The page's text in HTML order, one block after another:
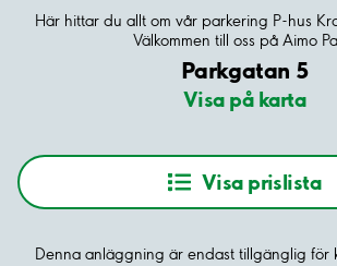
Här hittar du allt om vår parkering P-hus
Parkgatan 5
Visa på karta
Visa prislista
Denna anläggning är endast tillgänglig för